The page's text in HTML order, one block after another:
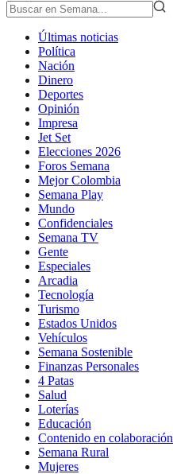
Últimas noticias
Política
Nación
Dinero
Deportes
Opinión
Impresa
Jet Set
Elecciones 2026
Foros Semana
Mejor Colombia
Semana Play
Mundo
Confidenciales
Semana TV
Gente
Especiales
Arcadia
Tecnología
Turismo
Estados Unidos
Vehículos
Semana Sostenible
Finanzas Personales
4 Patas
Salud
Loterías
Educación
Contenido en colaboración
Semana Rural
Mujeres